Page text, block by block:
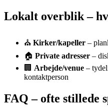
Lokalt overblik –
⛪ Kirker/kapeller –
🏠 Private adresser –
🏢 Arbejde/venue –
kontaktperson
FAQ – ofte stillede